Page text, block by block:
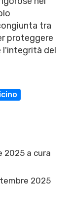
tra
proteggere
l'integrità del
2025 a cura
2025